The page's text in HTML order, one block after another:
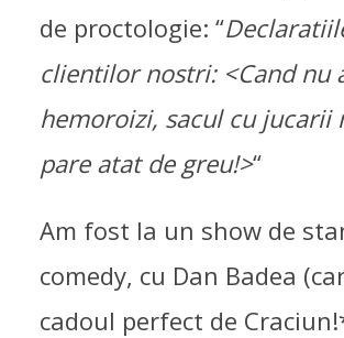
de proctologie: “
clientilor nostri: <Cand nu
hemoroizi, sacul cu jucarii
pare atat de greu!>“
Am fost la un show de
comedy, cu Dan Badea
cadoul perfect de